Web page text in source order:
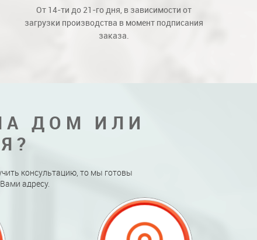
От 14-ти до 21-го дня, в зависимости от
загрузки производства в момент подписания
заказа.
ДОМ ИЛИ
консультацию, то мы готовы
адресу.